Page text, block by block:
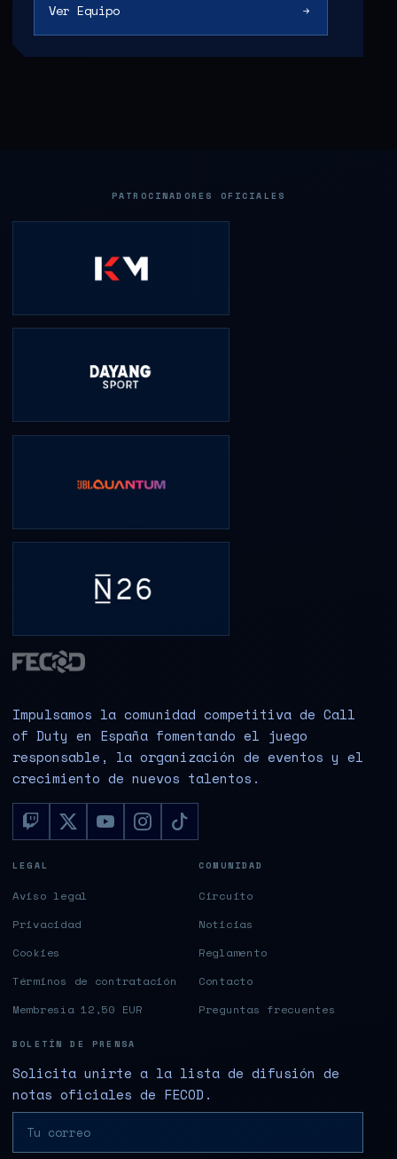
Ver Equipo
PATROCINADORES OFICIALES
Impulsamos la comunidad competitiva de Call
of Duty en España fomentando el juego
responsable, la organización de eventos y el
crecimiento de nuevos talentos.
LEGAL
Aviso legal
Privacidad
Cookies
Términos de contratación
Membresía 12,50 EUR
COMUNIDAD
Circuito
Noticias
Reglamento
Contacto
Preguntas frecuentes
BOLETÍN DE PRENSA
Solicita unirte a la lista de difusión de
notas oficiales de FECOD.